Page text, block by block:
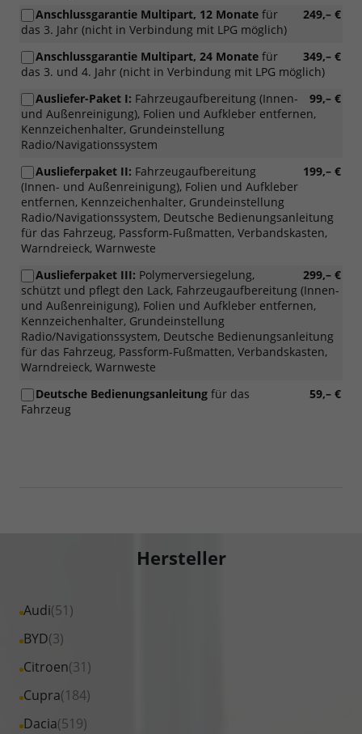
249,– €
Anschlussgarantie Multipart, 12 Monate für
das 3. Jahr (nicht in Verbindung mit LPG möglich)
349,– €
Anschlussgarantie Multipart, 24 Monate für
das 3. und 4. Jahr (nicht in Verbindung mit LPG möglich)
99,– €
Ausliefer-Paket I: Fahrzeugaufbereitung (Innen-
und Außenreinigung), Folien und Aufkleber entfernen,
Kennzeichenhalter, Grundeinstellung
Radio/Navigationssystem
199,– €
Auslieferpaket II: Fahrzeugaufbereitung
(Innen- und Außenreinigung), Folien und Aufkleber
entfernen, Kennzeichenhalter, Grundeinstellung
Radio/Navigationssystem, Deutsche Bedienungsanleitung
für das Fahrzeug, Passform-Fußmatten, Verbandskasten,
Warndreieck, Warnweste
299,– €
Auslieferpaket III: Polymerversiegelung,
schützt und pflegt den Lack, Fahrzeugaufbereitung (Innen-
und Außenreinigung), Folien und Aufkleber entfernen,
Kennzeichenhalter, Grundeinstellung
Radio/Navigationssystem, Deutsche Bedienungsanleitung
für das Fahrzeug, Passform-Fußmatten, Verbandskasten,
Warndreieck, Warnweste
59,– €
Deutsche Bedienungsanleitung für das
Fahrzeug
Hersteller
Audi(51)
Alle
Fahrzeuge
Audi
anzeigen
BYD(3)
Alle
Fahrzeuge
BYD
anzeigen
Citroen(31)
Alle
Fahrzeuge
Cupra(184)
Alle
Fahrzeuge
Dacia(519)
Alle